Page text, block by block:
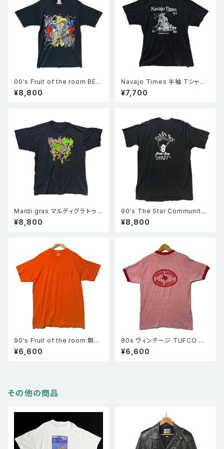
00's Fruit of the room BES
T スカル サンダー サザンクロス
プリント 半袖 Tシャツ 黒 M
¥8,800
Navajo Times 半袖 Tシャツ
黒 XL
¥7,700
Mardi gras マルディグラ トゥ
ーフェイス 仮面 半袖 シングル
ステッチ Tシャツ 黒
¥8,800
90's The Star Community
Bar 半袖 シングルステッチ Tシ
ャツ 黒 XL 企業物
¥8,800
90's Fruit of the room 無地
ポケT 半袖ポケットTシャツ オ
レンジ XL
¥6,600
80s ヴィンテージ TUFCO リ
ンガーTシャツ 赤杢 TUFCO
半袖 企業物
¥6,600
その他の商品